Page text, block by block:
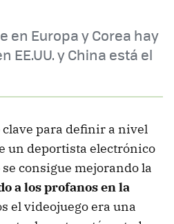
en Europa y Corea hay
EE.UU. y China está el
para definir a nivel
un deportista electrónico
se consigue mejorando la
a los profanos en la
el videojuego era una